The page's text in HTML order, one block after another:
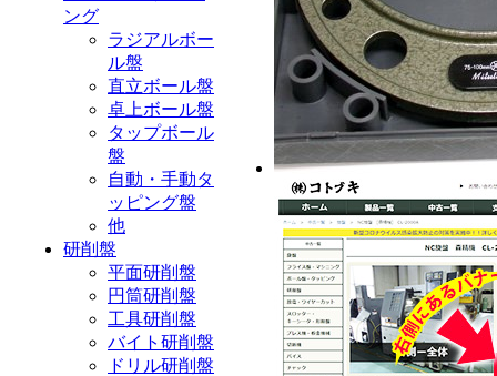
ング
ラジアルボー
ル盤
直立ボール盤
卓上ボール盤
タップボール
盤
自動・手動タ
ッピング盤
他
研削盤
平面研削盤
円筒研削盤
工具研削盤
バイト研削盤
ドリル研削盤